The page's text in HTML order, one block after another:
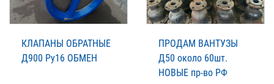
КЛАПАНЫ ОБРАТНЫЕ
Д900 Ру16 ОБМЕН
ПРОДАМ ВАНТУЗЫ
Д50 около 60шт.
НОВЫЕ пр-во РФ